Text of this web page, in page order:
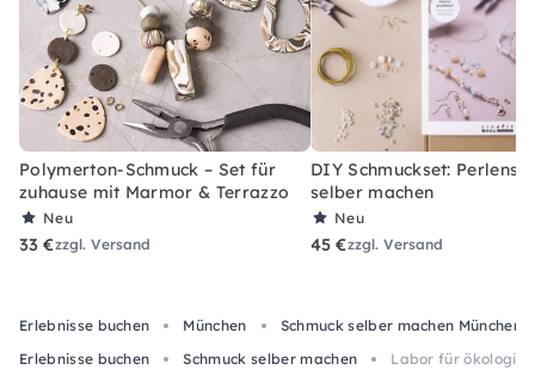
Polymerton-Schmuck – Set für
zuhause mit Marmor & Terrazzo
Neu
33 €zzgl. Versand
DIY Schmuckset:
selber machen
Neu
45 €zzgl. Versand
Erlebnisse buchen München
Schmuck selber machen München
Erlebnisse buchen
Schmuck selber machen Labor für